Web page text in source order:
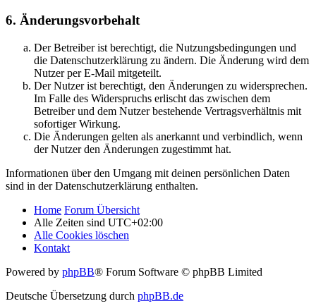
6. Änderungsvorbehalt
Der Betreiber ist berechtigt, die Nutzungsbedingungen und
die Datenschutzerklärung zu ändern. Die Änderung wird dem
Nutzer per E-Mail mitgeteilt.
Der Nutzer ist berechtigt, den Änderungen zu widersprechen.
Im Falle des Widerspruchs erlischt das zwischen dem
Betreiber und dem Nutzer bestehende Vertragsverhältnis mit
sofortiger Wirkung.
Die Änderungen gelten als anerkannt und verbindlich, wenn
der Nutzer den Änderungen zugestimmt hat.
Informationen über den Umgang mit deinen persönlichen Daten
sind in der Datenschutzerklärung enthalten.
Home Forum Übersicht
Alle Zeiten sind UTC+02:00
Alle Cookies löschen
Kontakt
Powered by phpBB® Forum Software © phpBB Limited
Deutsche Übersetzung durch phpBB.de